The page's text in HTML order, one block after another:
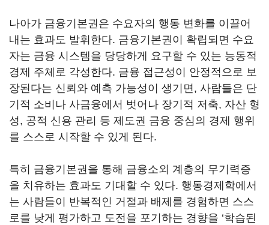
나아가 금융기본권은 수요자의 행동 변화를 이끌어
내는 효과도 발휘한다. 금융기본권이 확립되면 수요
자는 금융 시스템을 당당하게 요구할 수 있는 능동적
경제 주체로 각성한다. 금융 접근성이 안정적으로 보
장된다는 신뢰와 예측 가능성이 생기면, 사람들은 단
기적 소비나 사금융에서 벗어나 장기적 저축, 자산 형
성, 공적 신용 관리 등 제도권 금융 중심의 경제 행위
를 스스로 시작할 수 있게 된다.
특히 금융기본권을 통해 금융소외 계층의 무기력증
을 치유하는 효과도 기대할 수 있다. 행동경제학에서
는 사람들이 반복적인 거절과 배제를 경험하면 스스
로를 낮게 평가하고 도전을 포기하는 경향을 ‘학습된